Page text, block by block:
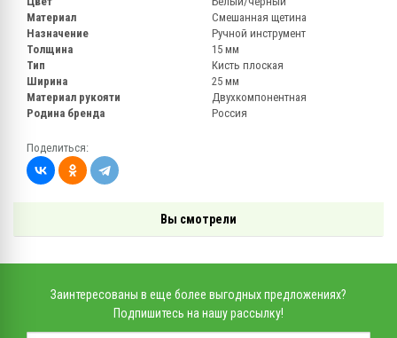
Материал
Смешанная щетина
Назначение
Ручной инструмент
Толщина
15 мм
Тип
Кисть плоская
Ширина
25 мм
Материал рукояти
Двухкомпонентная
Родина бренда
Россия
Поделиться:
Вы смотрели
Заинтересованы в еще более выгодных предложениях?
Подпишитесь на нашу рассылку!